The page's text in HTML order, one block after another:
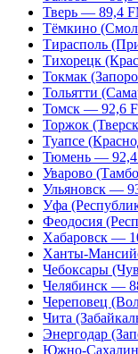
Тверь — 89,4
Тёмкино
Тирасполь
Тихорецк
Токмак
Тольятти
Томск — 92,6
Торжок
Туапсе
Тюмень —
Уварово
Ульяновск —
Уфа
Феодосия
Хабаровск —
Ханты-
Чебоксары
Челябинск —
Череповец
Чита
Энергодар
Южно-